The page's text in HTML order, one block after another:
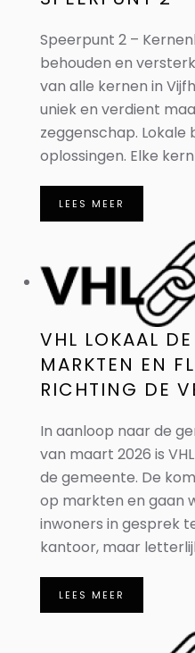
Speerpunt 2 –
behouden en
van alle kernen in
uniek en verdient
zeggenschap.
oplossingen. Elke
LEES MEER
VHL LOKAAL
MARKTEN EN
RICHTING DE
In aanloop naar de
van maart 2026 is
de gemeente. De
op markten en gaan
inwoners in gesprek
kantoor, maar
LEES MEER